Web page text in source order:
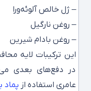
– ژل خالص آلوئه‌ورا
– روغن نارگیل
– روغن بادام شیرین
این ترکیبات لایه
در دفع‌های بعدی
عامری استفاده از